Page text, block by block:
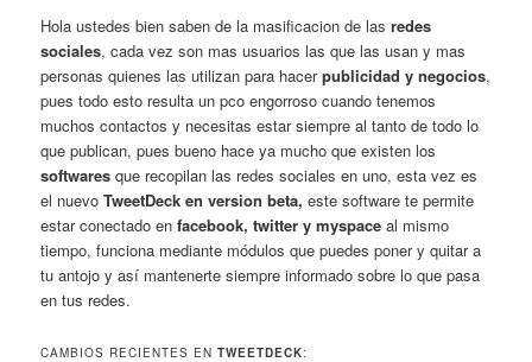
Hola ustedes bien saben de la masificacion de las redes
sociales, cada vez son mas usuarios las que las usan y mas
personas quienes las utilizan para hacerpublicidad y negocios,
pues todo esto resulta un pco engorroso cuando tenemos
muchos contactos y necesitas estar siempre al tanto de todo lo
que publican, pues bueno hace ya mucho que existen los
softwares que recopilan las redes sociales en uno, esta vez es
el nuevoTweetDeck en version beta, este software te permite
estar conectado enfacebook, twitter y myspace al mismo
tiempo, funciona mediante módulos que puedes poner y quitar a
tu antojo y así mantenerte siempre informado sobre lo que pasa
en tus redes.
CAMBIOS RECIENTES ENTWEETDECK: